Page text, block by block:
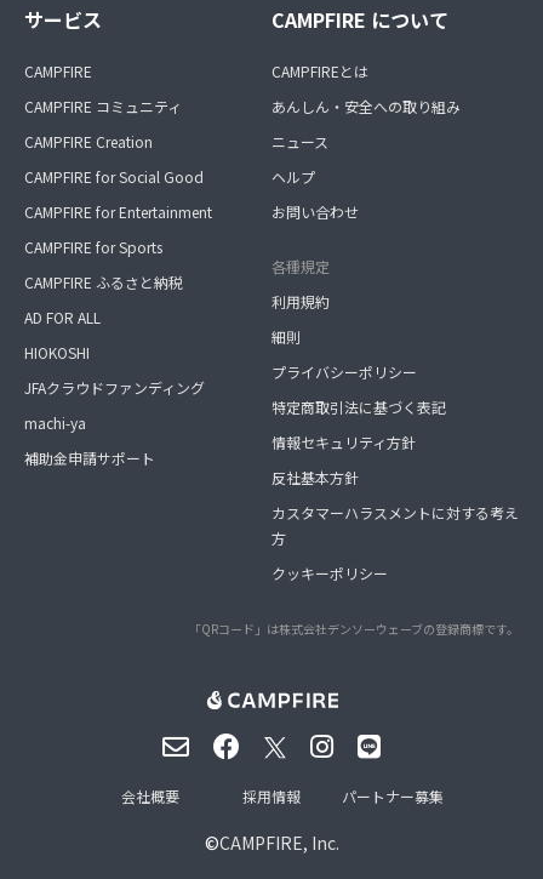
サービス
CAMPFIRE
CAMPFIRE コミュニティ
CAMPFIRE Creation
CAMPFIRE for Social Good
CAMPFIRE for Entertainment
CAMPFIRE for Sports
CAMPFIRE ふるさと納税
AD FOR ALL
HIOKOSHI
JFAクラウドファンディング
machi-ya
補助金申請サポート
CAMPFIRE について
CAMPFIREとは
あんしん・安全への取り組み
ニュース
ヘルプ
お問い合わせ
各種規定
利用規約
細則
プライバシーポリシー
特定商取引法に基づく表記
情報セキュリティ方針
反社基本方針
カスタマーハラスメントに対する考え
方
クッキーポリシー
「QRコード」は株式会社デンソーウェーブの登録商標です。
©CAMPFIRE, Inc.
会社概要 採用情報 パートナー募集